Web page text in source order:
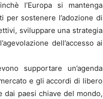
l’Europa si mantenga
per sostenere l’adozione di
sviluppare una strategia
dell’accesso ai
supportare un’agenda
e gli accordi di libero
dai paesi chiave del mondo,